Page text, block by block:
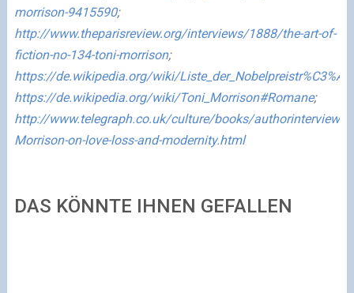
morrison-9415590;
http://www.theparisreview.org/interviews/1888/the-art-of-
fiction-no-134-toni-morrison;
https://de.wikipedia.org/wiki/
https://de.wikipedia.org/wiki/Toni_Morrison#Romane;
http://www.telegraph.co.uk/culture/books/
Morrison-on-love-loss-and-modernity.html
DAS KÖNNTE IHNEN GEFALLEN